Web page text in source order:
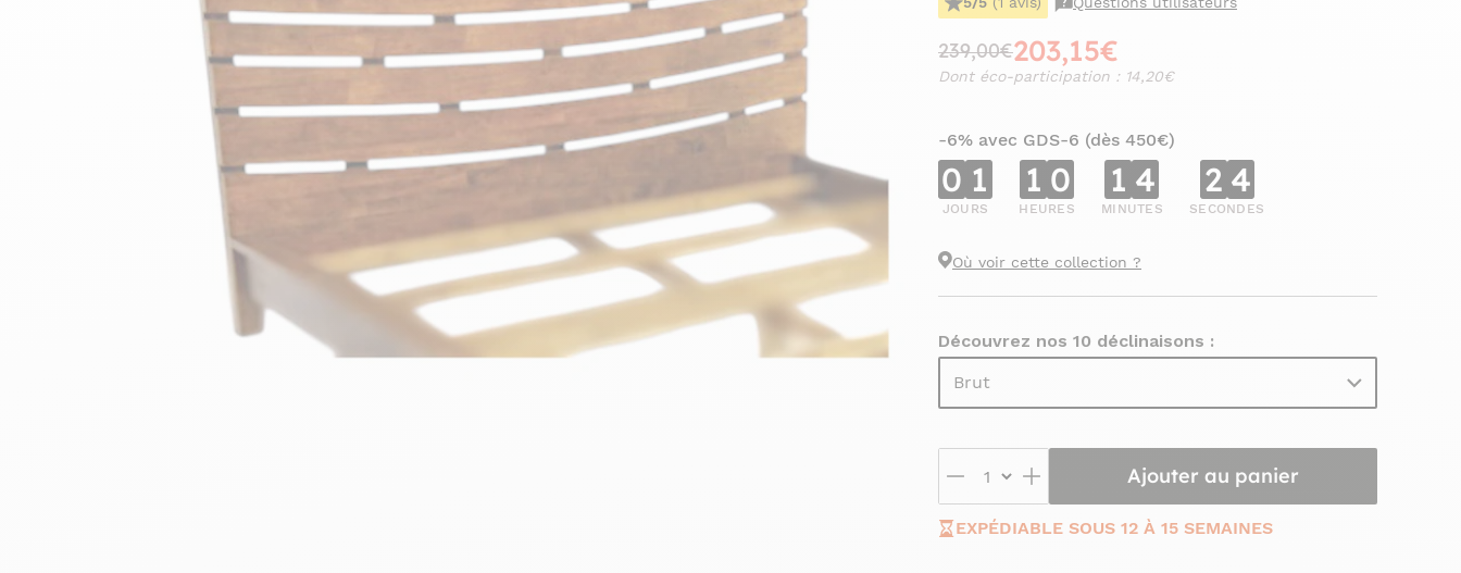
239,00€203,15€
Dont éco-participation : 14,20€
-6% avec GDS-6 (dès 450€)
0 1
JOURS
1 0
HEURES
1 4
MINUTES
2 3
SECONDES
Où voir cette collection ?
Découvrez nos 10 déclinaisons :
Brut
Ajouter au panier
EXPÉDIABLE SOUS 12 À 15 SEMAINES